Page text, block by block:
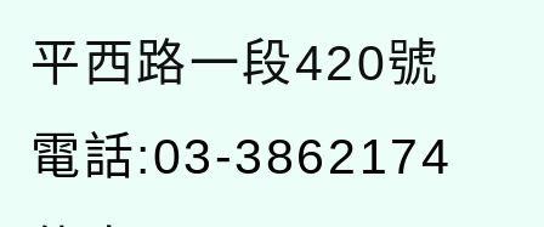
平西路一段420號
電話:03-3862174